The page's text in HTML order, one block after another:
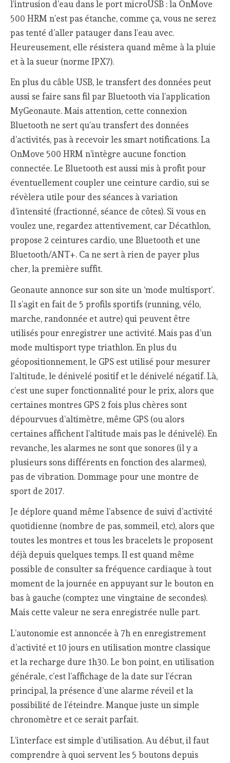
l’intrusion d’eau dans le port microUSB : la OnMove
500 HRM n’est pas étanche, comme ça, vous ne serez
pas tenté d’aller patauger dans l’eau avec.
Heureusement, elle résistera quand même à la pluie
et à la sueur (norme IPX7).
En plus du câble USB, le transfert des données peut
aussi se faire sans fil par Bluetooth via l’application
MyGeonaute. Mais attention, cette connexion
Bluetooth ne sert qu’au transfert des données
d’activités, pas à recevoir les smart notifications. La
OnMove 500 HRM n’intègre aucune fonction
connectée. Le Bluetooth est aussi mis à profit pour
éventuellement coupler une ceinture cardio, sui se
révèlera utile pour des séances à variation
d’intensité (fractionné, séance de côtes). Si vous en
voulez une, regardez attentivement, car Décathlon,
propose 2 ceintures cardio, une Bluetooth et une
Bluetooth/ANT+. Ca ne sert à rien de payer plus
cher, la première suffit.
Geonaute annonce sur son site un ‘mode multisport’.
Il s’agit en fait de 5 profils sportifs (running, vélo,
marche, randonnée et autre) qui peuvent être
utilisés pour enregistrer une activité. Mais pas d’un
mode multisport type triathlon. En plus du
géopositionnement, le GPS est utilisé pour mesurer
l’altitude, le dénivelé positif et le dénivelé négatif. Là,
c’est une super fonctionnalité pour le prix, alors que
certaines montres GPS 2 fois plus chères sont
dépourvues d’altimètre, même GPS (ou alors
certaines affichent l’altitude mais pas le dénivelé). En
revanche, les alarmes ne sont que sonores (il y a
plusieurs sons différents en fonction des alarmes),
pas de vibration. Dommage pour une montre de
sport de 2017.
Je déplore quand même l’absence de suivi d’activité
quotidienne (nombre de pas, sommeil, etc), alors que
toutes les montres et tous les bracelets le proposent
déjà depuis quelques temps. Il est quand même
possible de consulter sa fréquence cardiaque à tout
moment de la journée en appuyant sur le bouton en
bas à gauche (comptez une vingtaine de secondes).
Mais cette valeur ne sera enregistrée nulle part.
L’autonomie est annoncée à 7h en enregistrement
d’activité et 10 jours en utilisation montre classique
et la recharge dure 1h30. Le bon point, en utilisation
générale, c’est l’affichage de la date sur l’écran
principal, la présence d’une alarme réveil et la
possibilité de l’éteindre. Manque juste un simple
chronomètre et ce serait parfait.
L’interface est simple d’utilisation. Au début, il faut
comprendre à quoi servent les 5 boutons depuis